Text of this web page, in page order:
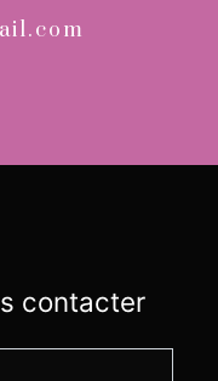
contacter